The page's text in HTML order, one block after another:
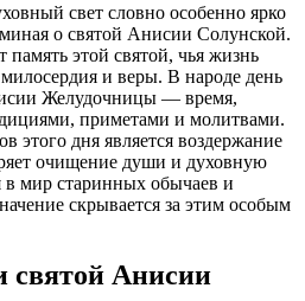
свет словно особенно ярко
о святой Анисии Солунской.
память этой святой, чья жизнь
и веры. В народе день
Желудочницы — время,
приметами и молитвами.
этого дня является воздержание
очищение души и духовную
в мир старинных обычаев и
скрывается за этим особым
святой Анисии